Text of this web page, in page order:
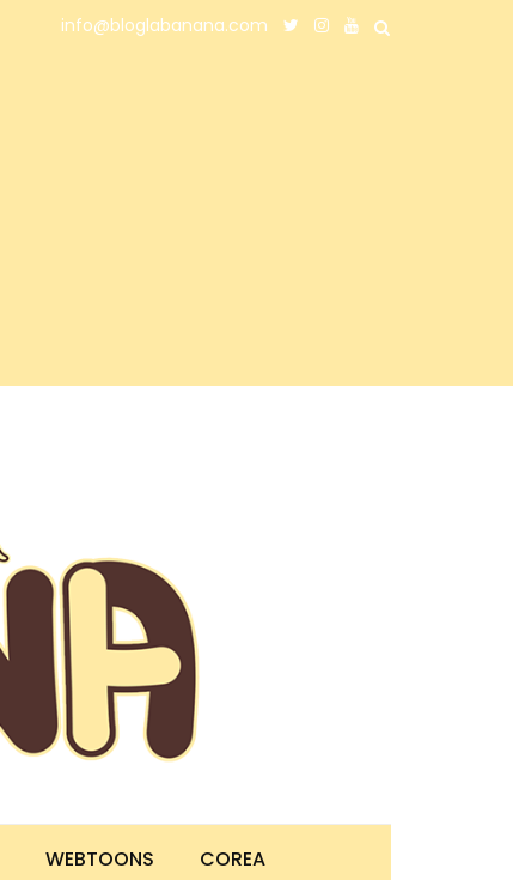
info@bloglabanana.com
WEBTOONS COREA